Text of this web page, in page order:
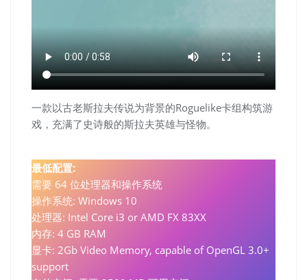
一款以古老斯拉夫传说为背景的Roguelike卡组构筑游
戏，充满了史诗般的斯拉夫英雄与怪物。
最低配置:
需要 64 位处理器和操作系统
操作系统: Windows 10
处理器: Intel Core i3 or AMD FX 83XX
内存: 4 GB RAM
显卡: 2Gb Video Memory, capable of OpenGL 3.0+
support